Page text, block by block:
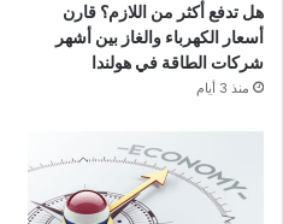
هل تدفع أكثر من اللازم؟ قارن
أسعار الكهرباء والغاز بين أشهر
شركات الطاقة في هولندا
منذ 3 أيام